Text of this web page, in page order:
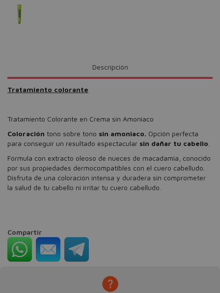
Descripción
Tratamiento colorante
Tratamiento Colorante en Crema sin Amoniaco
Coloración tono sobre tono sin amoniaco. Opción perfecta
para conseguir un resultado espectacular sin dañar tu cabello
Fórmula con extracto oleoso de nueces de macadamia, conocido
por sus propiedades dermocompatibles con el cuero cabelludo.
Disfruta de una coloración intensa y duradera sin comprometer
la salud de tu cabello ni irritar tu cuero cabelludo.
Compartir